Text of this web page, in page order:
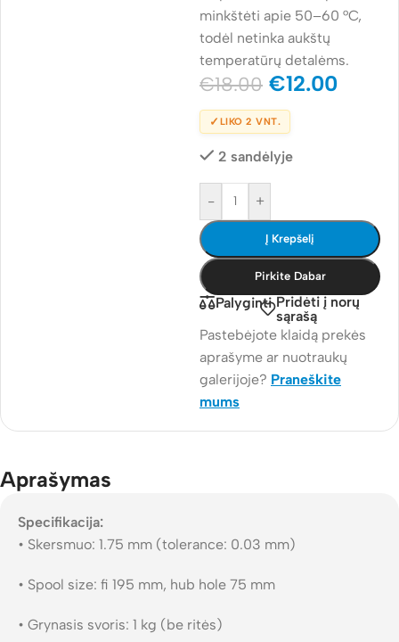
minkštėti apie 50–60 °C,
todėl netinka aukštų
temperatūrų detalėms.
€18.00 €12.00
✓ LIKO 2 VNT.
2 sandėlyje
- +
Į Krepšelį
Pirkite Dabar
Palyginti Pridėti į norų
sąrašą
Pastebėjote klaidą prekės
aprašyme ar nuotraukų
galerijoje? Praneškite
mums
Aprašymas
Specifikacija:
• Skersmuo: 1.75 mm (tolerance: 0.03 mm)
• Spool size: fi 195 mm, hub hole 75 mm
• Grynasis svoris: 1 kg (be ritės)